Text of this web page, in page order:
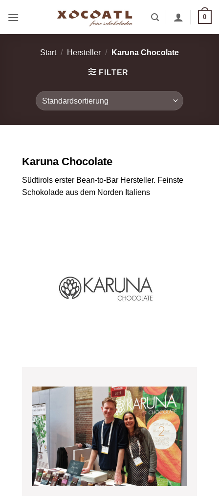
Inhalt
0
Start / Hersteller / Karuna Chocolate
FILTER
Karuna Chocolate
Südtirols erster Bean-to-Bar Hersteller. Feinste
Schokolade aus dem Norden Italiens